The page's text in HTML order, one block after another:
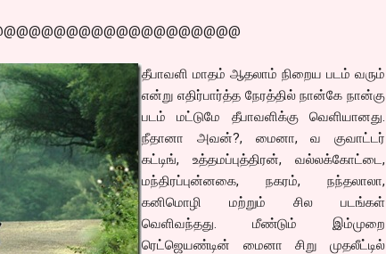
தீபாவளி மாதம் ஆதலாம் நிறைய படம் வரும்
என்று எதிர்பார்த்த நேரத்தில் நான்கே நான்கு
படம் மட்டுமே தீபாவளிக்கு வெளியானது.
நீதானா அவன்?, மைனா, வ குவாட்டர்
கட்டிங், உத்தமப்புத்திரன், வல்லக்கோட்டை,
மந்திரப்புன்னகை, நகரம், நந்தலாலா,
கனிமொழி மற்றும் சில படங்கள்
வெளிவந்தது. மீண்டும் இம்முறை
ரெட்ஜெயண்டின் மைனா சிறு முதலீட்டில்